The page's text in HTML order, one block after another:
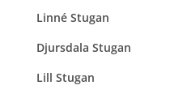
Linné Stugan
Djursdala Stugan
Lill Stugan